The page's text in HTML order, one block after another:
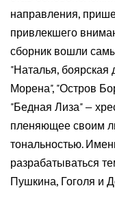
направления,
привлекшего
сборник вошли
"Наталья,
Морена", "Остров
"Бедная Лиза" —
пленяющее своим
тональностью.
разрабатываться
Пушкина, Гоголя и